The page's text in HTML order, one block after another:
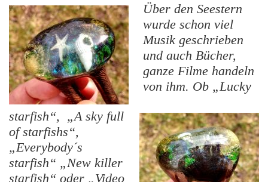
Über den Seestern
wurde schon viel
Musik geschrieben
und auch Bücher,
ganze Filme handeln
von ihm. Ob „Lucky
starfish“, „A sky full
of starfishs“,
„Everybody´s
starfish“ „New killer
starfish“ oder „Video